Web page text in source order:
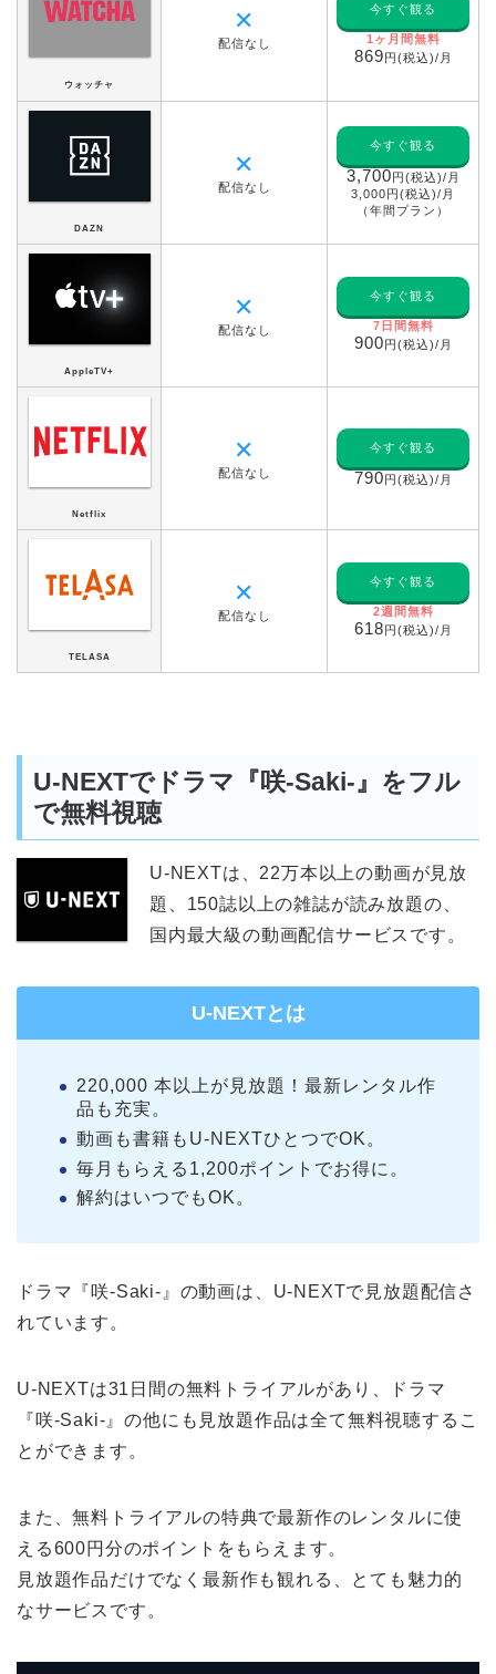
ウォッチャ
✕
配信なし
今すぐ観る
1ヶ月間無料
869円(税込)/月
DAZN
✕
配信なし
今すぐ観る
3,700円(税込)/月
3,000円(税込)/月
（年間プラン）
AppleTV+
✕
配信なし
今すぐ観る
7日間無料
900円(税込)/月
Netflix
✕
配信なし
今すぐ観る
790円(税込)/月
TELASA
✕
配信なし
今すぐ観る
2週間無料
618円(税込)/月
U-NEXTでドラマ『咲-Saki-』をフル
で無料視聴
U-NEXTは、22万本以上の動画が見放
題、150誌以上の雑誌が読み放題の、
国内最大級の動画配信サービスです。
U-NEXTとは
220,000 本以上が見放題！最新レンタル作
品も充実。
動画も書籍もU-NEXTひとつでOK。
毎月もらえる1,200ポイントでお得に。
解約はいつでもOK。
ドラマ『咲-Saki-』の動画は、U-NEXTで見放題配信さ
れています。
U-NEXTは31日間の無料トライアルがあり、ドラマ
『咲-Saki-』の他にも見放題作品は全て無料視聴するこ
とができます。
また、無料トライアルの特典で最新作のレンタルに使
える600円分のポイントをもらえます。
見放題作品だけでなく最新作も観れる、とても魅力的
なサービスです。